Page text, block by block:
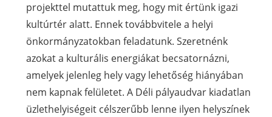
projekttel mutattuk meg, hogy mit értünk igazi
kultúrtér alatt. Ennek továbbvitele a helyi
önkormányzatokban feladatunk. Szeretnénk
azokat a kulturális energiákat becsatornázni,
amelyek jelenleg hely vagy lehetőség hiányában
nem kapnak felületet. A Déli pályaudvar kiadatlan
üzlethelyiségeit célszerűbb lenne ilyen helyszínek